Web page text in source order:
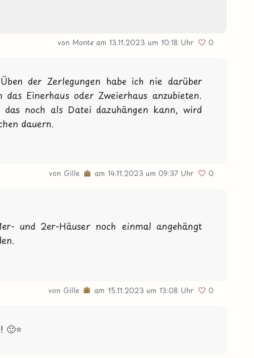
von Monteam 13.11.2023 um 10:18 Uhr 0
der Zerlegungen habe ich nie darüber
das Einerhaus oder Zweierhaus anzubieten.
das noch als Datei dazuhängen kann, wird
dauern.
von Gille am 14.11.2023 um 09:37 Uhr 0
und 2er-Häuser noch einmal angehängt
von Gille am 15.11.2023 um 13:08 Uhr 0